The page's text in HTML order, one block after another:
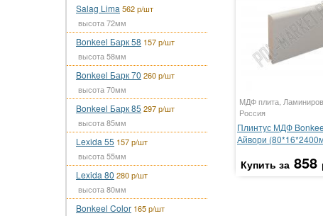
Salag Lima 562 р/шт
высота 72мм
Bonkeel Барк 58 157 р/шт
высота 58мм
Bonkeel Барк 70 260 р/шт
высота 70мм
Bonkeel Барк 85 297 р/шт
высота 85мм
Lexida 55 157 р/шт
высота 55мм
Lexida 80 280 р/шт
высота 80мм
Bonkeel Color 165 р/шт
МДФ плита,
Россия
Плинтус МДФ
Айвори
Купить за 858